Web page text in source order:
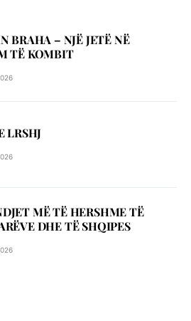
BRAHA – NJЁ JETЁ NЁ
TЁ KOMBIT
LRSHJ
MË TË HERSHME TË
DHE TË SHQIPES